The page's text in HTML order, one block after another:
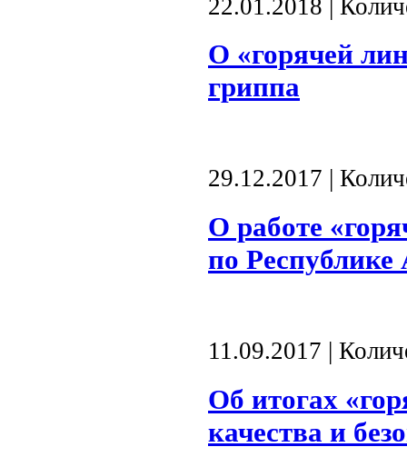
22.01.2018 |
О «горячей
гриппа
29.12.2017 |
О работе
по
11.09.2017 |
Об итогах
качества и